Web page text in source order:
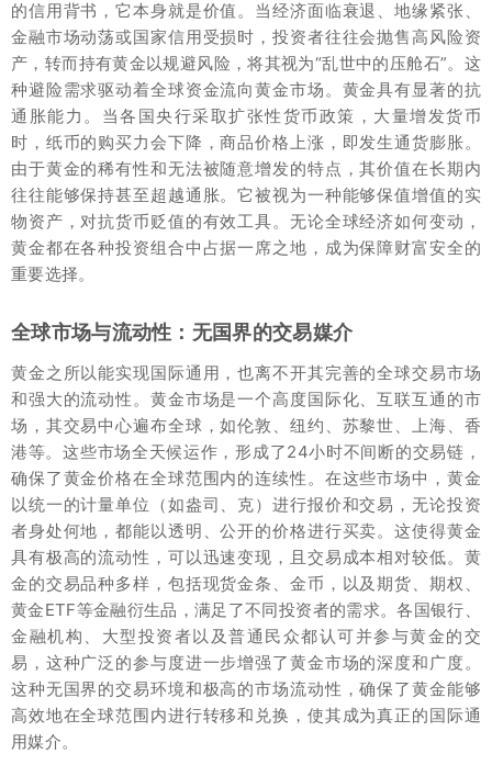
的信用背书，它本身就是价值。当经济面临衰退、地缘紧张、
金融市场动荡或国家信用受损时，投资者往往会抛售高风险资
产，转而持有黄金以规避风险，将其视为“乱世中的压舱石”。这
种避险需求驱动着全球资金流向黄金市场。黄金具有显著的抗
通胀能力。当各国央行采取扩张性货币政策，大量增发货币
时，纸币的购买力会下降，商品价格上涨，即发生通货膨胀。
由于黄金的稀有性和无法被随意增发的特点，其价值在长期内
往往能够保持甚至超越通胀。它被视为一种能够保值增值的实
物资产，对抗货币贬值的有效工具。无论全球经济如何变动，
黄金都在各种投资组合中占据一席之地，成为保障财富安全的
重要选择。
全球市场与流动性：无国界的交易媒介
黄金之所以能实现国际通用，也离不开其完善的全球交易市场
和强大的流动性。黄金市场是一个高度国际化、互联互通的市
场，其交易中心遍布全球，如伦敦、纽约、苏黎世、上海、香
港等。这些市场全天候运作，形成了24小时不间断的交易链，
确保了黄金价格在全球范围内的连续性。在这些市场中，黄金
以统一的计量单位（如盎司、克）进行报价和交易，无论投资
者身处何地，都能以透明、公开的价格进行买卖。这使得黄金
具有极高的流动性，可以迅速变现，且交易成本相对较低。黄
金的交易品种多样，包括现货金条、金币，以及期货、期权、
黄金ETF等金融衍生品，满足了不同投资者的需求。各国银行、
金融机构、大型投资者以及普通民众都认可并参与黄金的交
易，这种广泛的参与度进一步增强了黄金市场的深度和广度。
这种无国界的交易环境和极高的市场流动性，确保了黄金能够
高效地在全球范围内进行转移和兑换，使其成为真正的国际通
用媒介。